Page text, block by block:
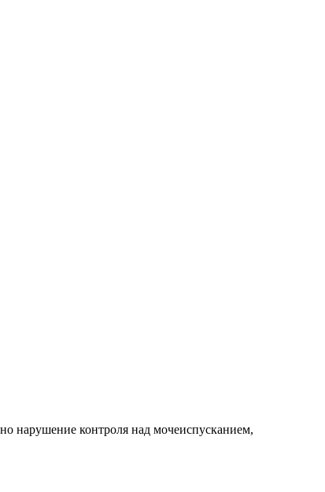
нарушение контроля над мочеиспусканием,